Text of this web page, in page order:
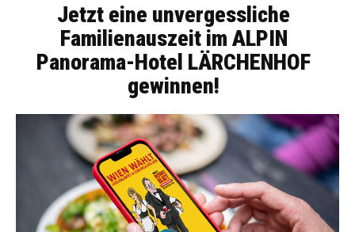
Jetzt eine unvergessliche
Familienauszeit im ALPIN
Panorama-Hotel LÄRCHENHOF
gewinnen!